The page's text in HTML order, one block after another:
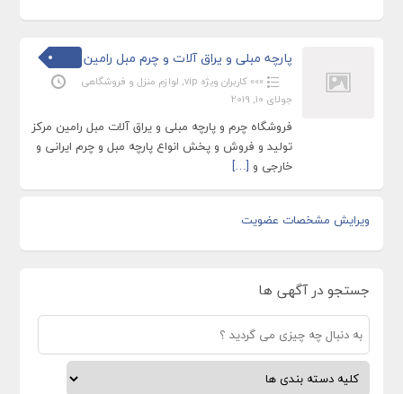
پارچه مبلی و یراق آلات و چرم مبل رامین
»»» کاربران ویژه vip , لوازم منزل و فروشگاهی
جولای 10, 2019
فروشگاه چرم و پارچه مبلی و یراق آلات مبل رامین مرکز
تولید و فروش و پخش انواع پارچه مبل و چرم ایرانی و
خارجی و […]
ویرایش مشخصات عضویت
جستجو در آگهی ها